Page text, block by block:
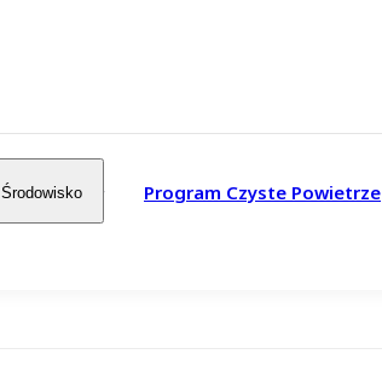
Środowisko Program Czyste Powietrze